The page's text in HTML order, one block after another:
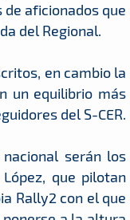
aficionados que
del Regional.
en cambio la
un equilibrio más
del S-CER.
serán los
que pilotan
Rally2 con el que